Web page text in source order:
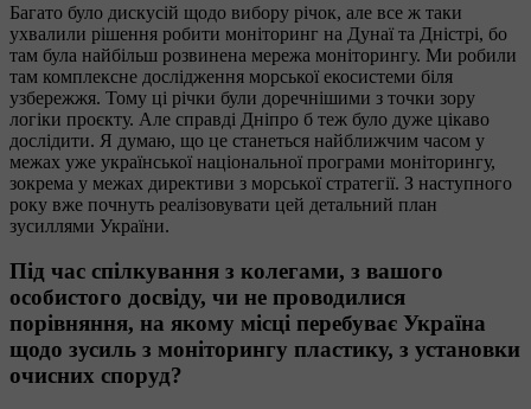
Багато було дискусій щодо вибору річок, але все ж таки
ухвалили рішення робити моніторинг на Дунаї та Дністрі, бо
там була найбільш розвинена мережа моніторингу. Ми робили
там комплексне дослідження морської екосистеми біля
узбережжя. Тому ці річки були доречнішими з точки зору
логіки проєкту. Але справді Дніпро б теж було дуже цікаво
дослідити. Я думаю, що це станеться найближчим часом у
межах уже української національної програми моніторингу,
зокрема у межах директиви з морської стратегії. З наступного
року вже почнуть реалізовувати цей детальний план
зусиллями України.
Під час спілкування з колегами, з вашого
особистого досвіду, чи не проводилися
порівняння, на якому місці перебуває Україна
щодо зусиль з моніторингу пластику, з установки
очисних споруд?